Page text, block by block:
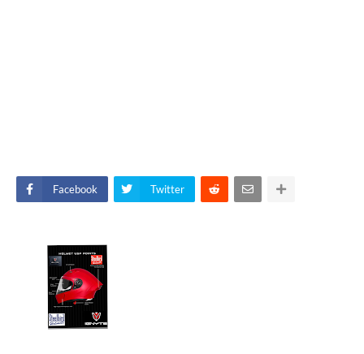
Facebook Twitter